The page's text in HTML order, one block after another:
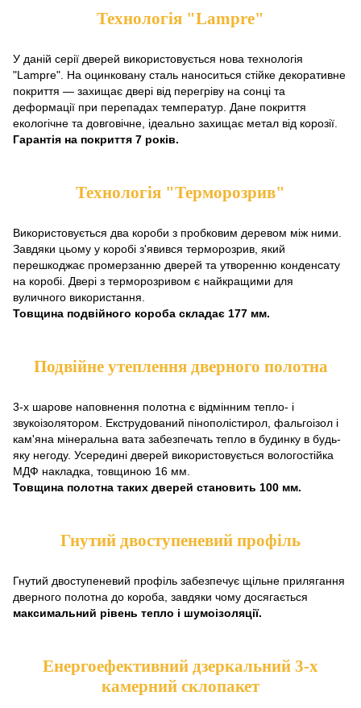
Технологія "Lampre"
У даній серії дверей використовується нова технологія
"Lampre". На оцинковану сталь наноситься стійке декоративне
покриття — захищає двері від перегріву на сонці та
деформації при перепадах температур. Дане покриття
екологічне та довговічне, ідеально захищає метал від корозії.
Гарантія на покриття 7 років.
Технологія "Терморозрив"
Використовується два короби з пробковим деревом між ними.
Завдяки цьому у коробі з'явився терморозрив, який
перешкоджає промерзанню дверей та утворенню конденсату
на коробі. Двері з терморозривом є найкращими для
вуличного використання.
Товщина подвійного короба складає 177 мм.
Подвійне утеплення дверного полотна
3-х шарове наповнення полотна є відмінним тепло- і
звукоізолятором. Екструдований пінополістирол, фальгоізол і
кам'яна мінеральна вата забезпечать тепло в будинку в будь-
яку негоду. Усередині дверей використовується вологостійка
МДФ накладка, товщиною 16 мм.
Товщина полотна таких дверей становить 100 мм.
Гнутий двоступеневий профіль
Гнутий двоступеневий профіль забезпечує щільне прилягання
дверного полотна до короба, завдяки чому досягається
максимальний рівень тепло і шумоізоляції.
Енергоефективний дзеркальний 3-х
камерний склопакет